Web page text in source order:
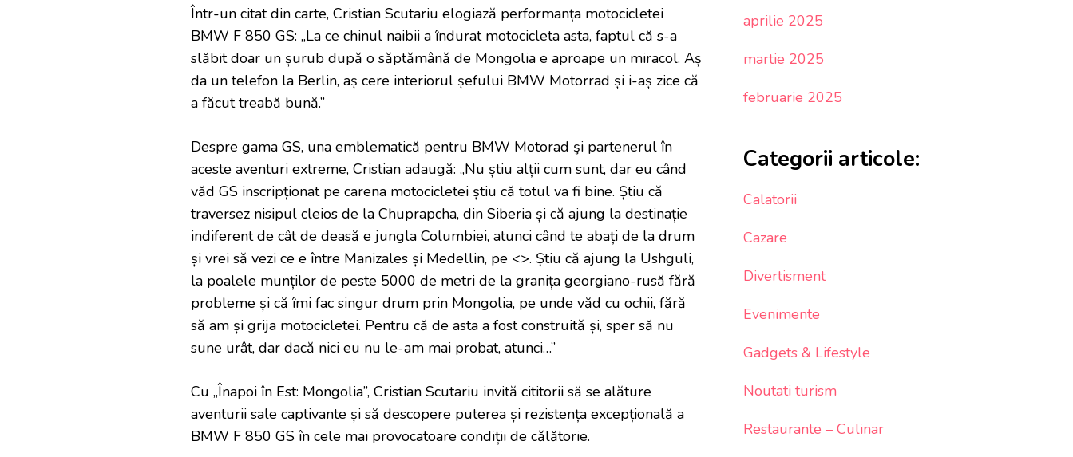
Într-un citat din carte, Cristian Scutariu elogiază performanța motocicletei
BMW F 850 GS: „La ce chinul naibii a îndurat motocicleta asta, faptul că s-a
slăbit doar un șurub după o săptămână de Mongolia e aproape un miracol. Aș
da un telefon la Berlin, aș cere interiorul șefului BMW Motorrad și i-aș zice că
a făcut treabă bună.”
Despre gama GS, una emblematică pentru BMW Motorad şi partenerul în
aceste aventuri extreme, Cristian adaugă: „Nu știu alții cum sunt, dar eu când
văd GS inscripționat pe carena motocicletei știu că totul va fi bine. Știu că
traversez nisipul cleios de la Chuprapcha, din Siberia și că ajung la destinație
indiferent de cât de deasă e jungla Columbiei, atunci când te abați de la drum
și vrei să vezi ce e între Manizales și Medellin, pe <>. Știu că ajung la Ushguli,
la poalele munților de peste 5000 de metri de la granița georgiano-rusă fără
probleme și că îmi fac singur drum prin Mongolia, pe unde văd cu ochii, fără
să am și grija motocicletei. Pentru că de asta a fost construită și, sper să nu
sune urât, dar dacă nici eu nu le-am mai probat, atunci…”
Cu „Înapoi în Est: Mongolia”, Cristian Scutariu invită cititorii să se alăture
aventurii sale captivante și să descopere puterea și rezistența excepțională a
BMW F 850 GS în cele mai provocatoare condiții de călătorie.
aprilie 2025
martie 2025
februarie 2025
Categorii articole:
Calatorii
Cazare
Divertisment
Evenimente
Gadgets & Lifestyle
Noutati turism
Restaurante – Culinar